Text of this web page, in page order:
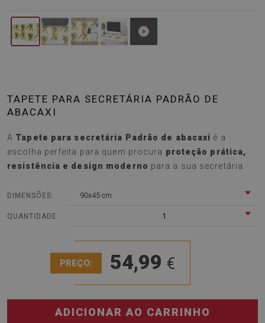
TAPETE PARA SECRETÁRIA PADRÃO DE
ABACAXI
A Tapete para secretária Padrão de abacaxi é a
escolha perfeita para quem procura proteção prática,
resistência e design moderno para a sua secretária.
DIMENSÕES: 90x45 cm
QUANTIDADE 1
PREÇO: 54,99 €
ADICIONAR AO CARRINHO